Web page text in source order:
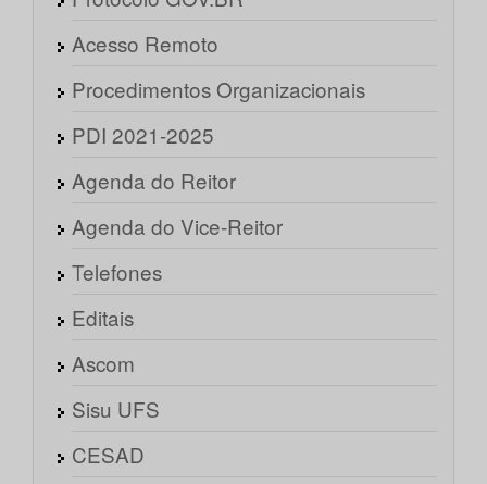
Acesso Remoto
Procedimentos Organizacionais
PDI 2021-2025
Agenda do Reitor
Agenda do Vice-Reitor
Telefones
Editais
Ascom
Sisu UFS
CESAD